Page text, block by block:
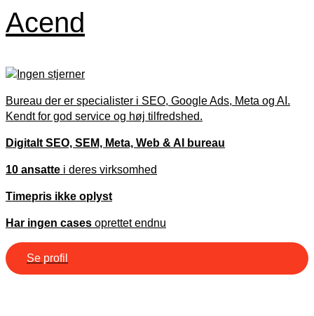
Acend
Bureau der er specialister i SEO, Google Ads, Meta og AI.
Kendt for god service og høj tilfredshed.
Digitalt SEO, SEM, Meta, Web & AI bureau
10 ansatte i deres virksomhed
Timepris ikke oplyst
Har ingen cases oprettet endnu
Se profil